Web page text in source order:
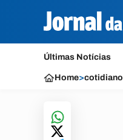
Últimas Notícias
Home>cotidiano